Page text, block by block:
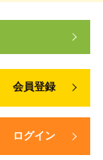
会員登録
ログイン